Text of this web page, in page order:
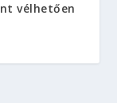
vélhetően